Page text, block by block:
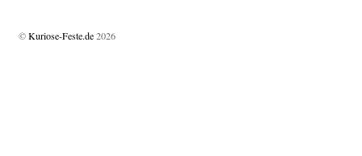
©Kuriose-Feste.de2026